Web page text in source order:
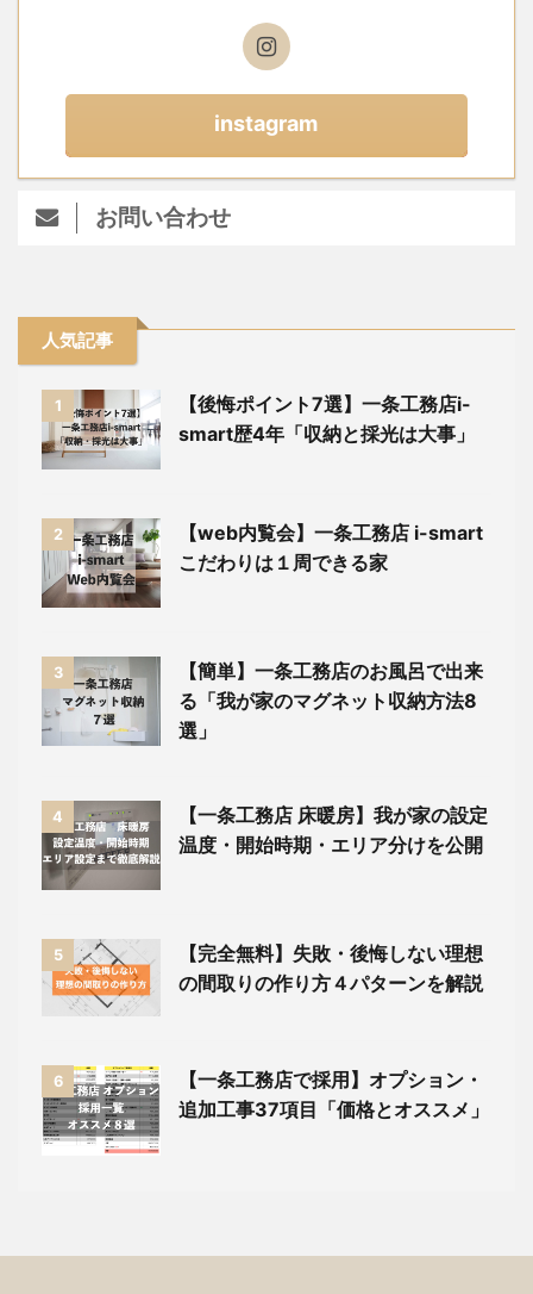
instagram
お問い合わせ
人気記事
1
【後悔ポイント7選】一条工務店i-
smart歴4年「収納と採光は大事」
2
【web内覧会】一条工務店 i-smart
こだわりは１周できる家
3
【簡単】一条工務店のお風呂で出来
る「我が家のマグネット収納方法8
選」
4
【一条工務店 床暖房】我が家の設定
温度・開始時期・エリア分けを公開
5
【完全無料】失敗・後悔しない理想
の間取りの作り方４パターンを解説
6
【一条工務店で採用】オプション・
追加工事37項目「価格とオススメ」